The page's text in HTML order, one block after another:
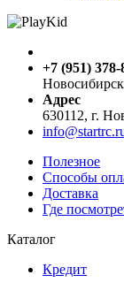
+7 (951) 378-
Новосибирск
Адрес
630112, г.
Полезное
Способы
Доставка
Где
Каталог
Кредит